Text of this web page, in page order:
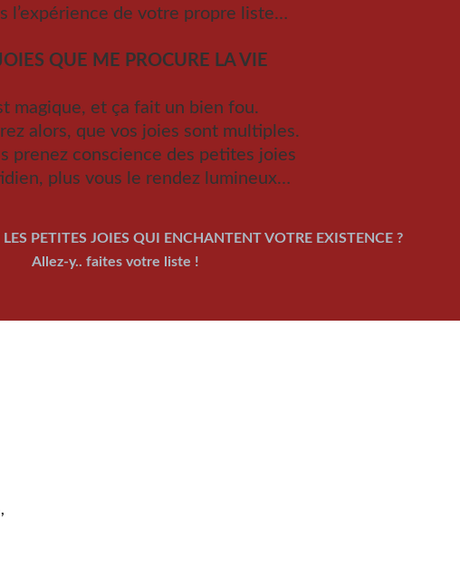
l’expérience de votre propre liste…
QUE ME PROCURE LA VIE
magique, et ça fait un bien fou.
alors, que vos joies sont multiples.
prenez conscience des petites joies
plus vous le rendez lumineux…
PETITES JOIES QUI ENCHANTENT VOTRE EXISTENCE ?
Allez-y.. faites votre liste !